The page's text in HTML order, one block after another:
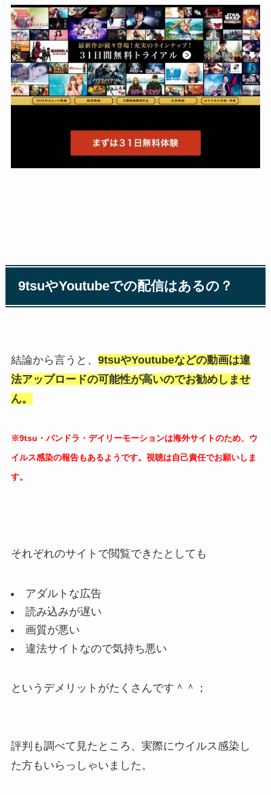
9tsuやYoutubeでの配信はあるの？
結論から言うと、 9tsuやYoutubeなどの動画は違
法アップロードの可能性が高いのでお勧めしませ
ん。
※9tsu・パンドラ・デイリーモーションは海外サイトのため、ウ
イルス感染の報告もあるようです。視聴は自己責任でお願いしま
す。
それぞれのサイトで閲覧できたとしても
アダルトな広告
読み込みが遅い
画質が悪い
違法サイトなので気持ち悪い
というデメリットがたくさんです＾＾；
評判も調べて見たところ、実際にウイルス感染し
た方もいらっしゃいました。